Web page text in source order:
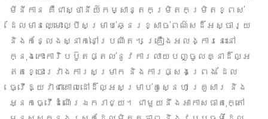
មីនីកាន គឺជាស្ថានីយ៍កម្សាន្តកម្រិតកម្រិតខ្ពស់
ដែលមានឈ្មោះល្បីសម្រាប់ឆ្នេរខ្សាច់ពណ៌សដ៏អស្ចារ្យ
និងកន្លែងស្នាក់នៅប្រណីត។ គ្រឿងអលង្ការនេះនៅ
ក្នុងកោះការ៉ិបប៊ូតផ្តល់នូវការលាយបញ្ចូលគ្នាដ៏ល្អ
ឥតខ្ចោះរវាងការសម្រាក និងការផ្សងព្រេង ដែល
ធ្វើឱ្យវាជាគោលដៅដ៏ល្អសម្រាប់គូស្នេហា គ្រួសារ និង
អ្នកធ្វើដំណើរឯករាជ្យ។ ជាមួយនឹងអាកាសធាតុក្តៅ